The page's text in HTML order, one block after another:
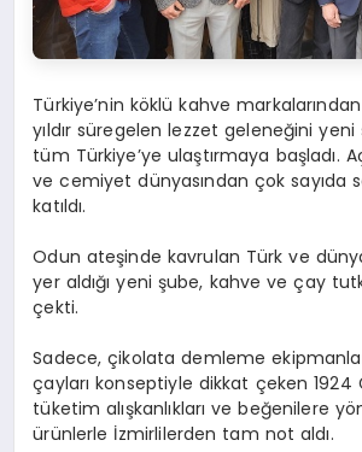
Türkiye’nin köklü kahve markalarından
yıldır süregelen lezzet geleneğini
tüm Türkiye’ye ulaştırmaya başladı.
ve cemiyet dünyasından çok sayıda
katıldı.
Odun ateşinde kavrulan Türk ve
yer aldığı yeni şube, kahve ve çay
çekti.
Sadece, çikolata demleme
çayları konseptiyle dikkat çeken 1924
tüketim alışkanlıkları ve beğenilere
ürünlerle İzmirlilerden tam not aldı.